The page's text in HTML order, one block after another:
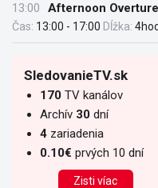
13:00 Afternoon Overture
Čas: 13:00 - 17:00 Dĺžka:
SledovanieTV.sk
170 TV kanálov
Archív 30 dní
4 zariadenia
0.10€ prvých 10 dní
Zisti víac